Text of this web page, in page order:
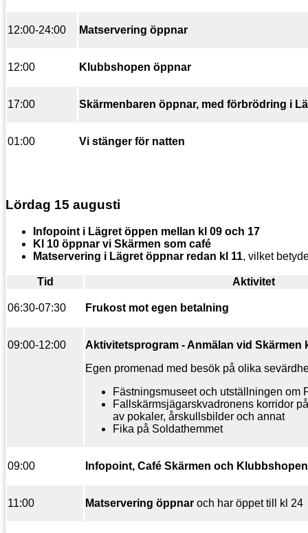
12:00-24:00 Matservering öppnar
12:00 Klubbshopen öppnar
17:00 Skärmenbaren öppnar, med förbrödring i
01:00 Vi stänger för natten
Lördag 15 augusti
Infopoint i Lägret öppen mellan kl 09 och 17
Kl 10 öppnar vi Skärmen som café
Matservering i Lägret öppnar redan kl 11, vilket
Tid Aktivitet
06:30-07:30 Frukost mot egen betalning
09:00-12:00
Aktivitetsprogram - Anmälan vid Skärmen
Egen promenad med besök på olika
Fästningsmuseet och utställningen om
Fallskärmsjägarskvadronens korridor
av pokaler, årskullsbilder och annat
Fika på Soldathemmet
09:00 Infopoint, Café Skärmen och
11:00 Matservering öppnar och har öppet till kl 24